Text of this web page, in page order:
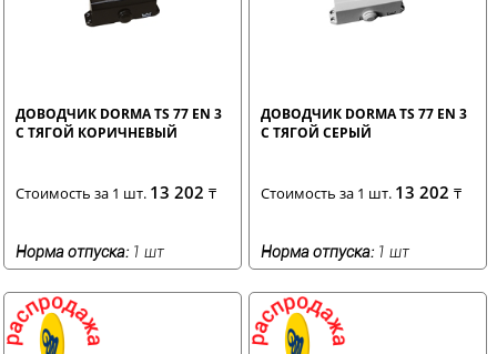
ДОВОДЧИК DORMA TS 77 EN 3
С ТЯГОЙ КОРИЧНЕВЫЙ
Стоимость за 1 шт. 13 202 ₸
Норма отпуска: 1 шт
ДОВОДЧИК DORMA TS 77 EN 3
С ТЯГОЙ СЕРЫЙ
Стоимость за 1 шт. 13 202₸
Норма отпуска: 1 шт